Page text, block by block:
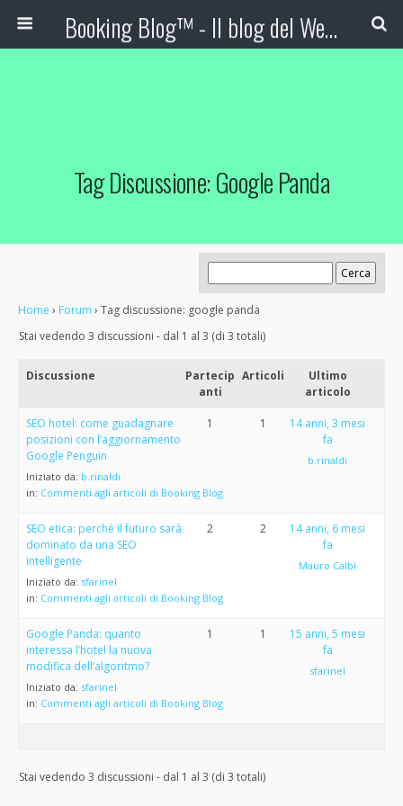
Booking Blog™ - Il blog del Web Marketing Turistico
Tag Discussione: Google Panda
Home › Forum › Tag discussione: google panda
Stai vedendo 3 discussioni - dal 1 al 3 (di 3 totali)
Discussione
Partecip
anti
Articoli
Ultimo
articolo
SEO hotel: come guadagnare
posizioni con l’aggiornamento
Google Penguin
Iniziato da: b.rinaldi
in: Commenti agli articoli di Booking Blog
1 1
14 anni, 3 mesi
fa
b.rinaldi
SEO etica: perché il futuro sarà
dominato da una SEO
intelligente
Iniziato da: sfarinel
in: Commenti agli articoli di Booking Blog
2 2
14 anni, 6 mesi
fa
Mauro Calbi
Google Panda: quanto
interessa l’hotel la nuova
modifica dell’algoritmo?
Iniziato da: sfarinel
in: Commenti agli articoli di Booking Blog
1 1
15 anni, 5 mesi
fa
sfarinel
Stai vedendo 3 discussioni - dal 1 al 3 (di 3 totali)